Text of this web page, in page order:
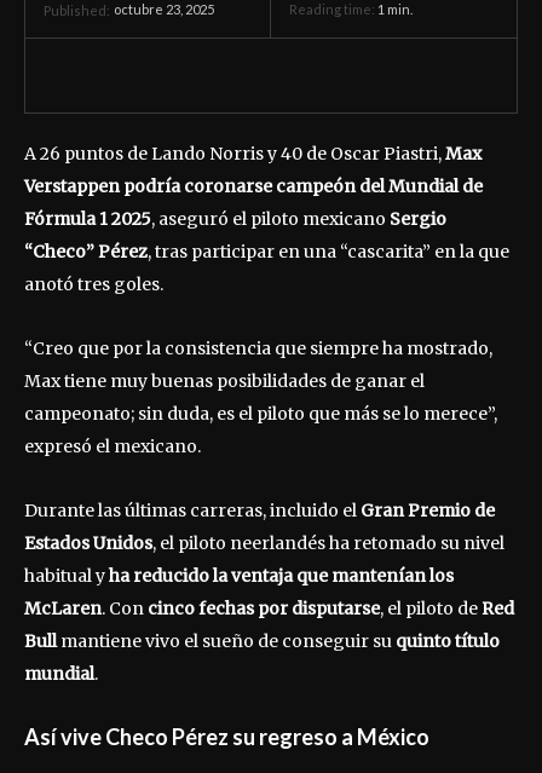
Published: octubre 23, 2025 Reading time: 1 min.
A 26 puntos de Lando Norris y 40 de Oscar Piastri,Max
Verstappen podría coronarse campeón del Mundial de
Fórmula 1 2025, aseguró el piloto mexicano Sergio
“Checo” Pérez, tras participar en una “cascarita” en la que
anotó tres goles.
“Creo que por la consistencia que siempre ha mostrado,
Max tiene muy buenas posibilidades de ganar el
campeonato; sin duda, es el piloto que más se lo merece”,
expresó el mexicano.
Durante las últimas carreras, incluido el Gran Premio de
Estados Unidos, el piloto neerlandés ha retomado su nivel
habitual yha reducido la ventaja que mantenían los
McLaren. Con cinco fechas por disputarse, el piloto deRed
Bullmantiene vivo el sueño de conseguir su quinto título
mundial.
Así vive Checo Pérez su regreso a México